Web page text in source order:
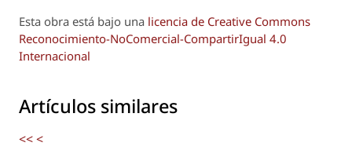
Esta obra está bajo una licencia de Creative Commons
Reconocimiento-NoComercial-CompartirIgual 4.0
Internacional
Artículos similares
<<<